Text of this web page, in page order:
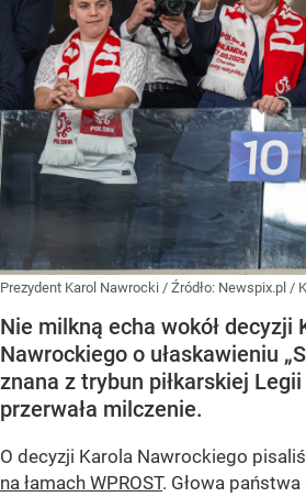
Prezydent Karol Nawrocki / Źródło: Newspix.pl /
Nie milkną echa wokół decyzji
Nawrockiego o ułaskawieniu
znana z trybun piłkarskiej
przerwała milczenie.
O decyzji Karola Nawrockiego
na łamach WPROST. Głowa państwa